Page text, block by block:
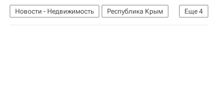
Еще4
Новости - Недвижимость
Республика Крым
Ольга Голодец
Вузы
Реконструкция